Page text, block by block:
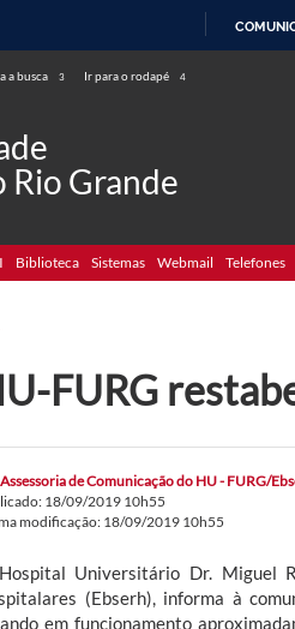
a busca 3 Ir para o rodapé 4
Rio Grande
Biblioteca Sistemas Webmail Telefones
FURG
Assessoria de Comunicação do HU - FURG/
18/09/2019 10h55
modificação: 18/09/2019 10h55
Universitário Dr. Miguel
(Ebserh), informa à
em funcionamento